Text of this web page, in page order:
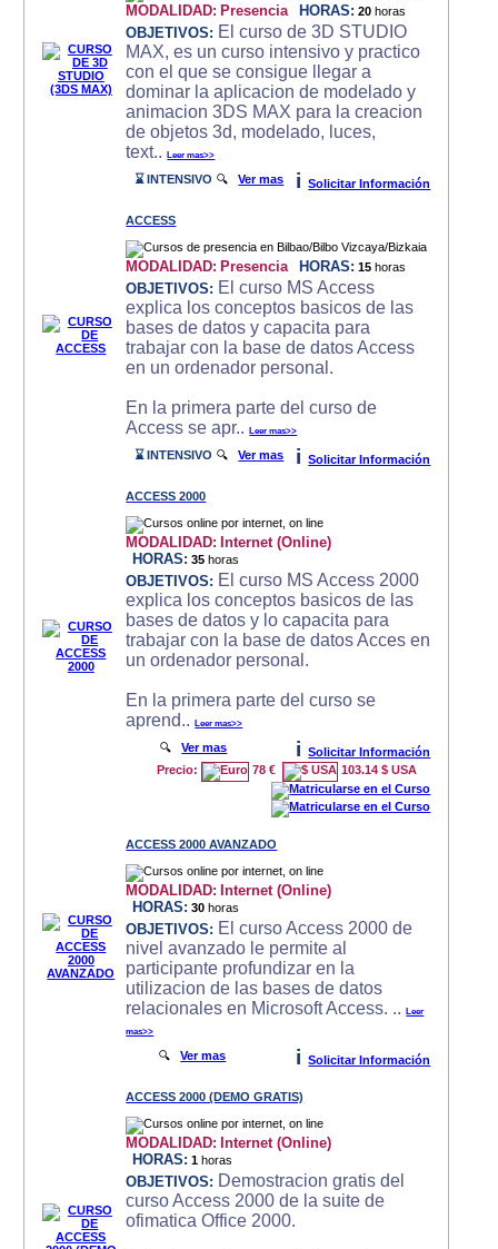
MODALIDAD: Presencia HORAS: 20 horas
OBJETIVOS: El curso de 3D STUDIO
MAX, es un curso intensivo y practico
con el que se consigue llegar a
dominar la aplicacion de modelado y
animacion 3DS MAX para la creacion
de objetos 3d, modelado, luces,
text..Leer mas>>
⌛ INTENSIVO 🔍Ver mas i Solicitar Información
ACCESS
MODALIDAD: Presencia HORAS: 15 horas
OBJETIVOS: El curso MS Access
explica los conceptos basicos de las
bases de datos y capacita para
trabajar con la base de datos Access
en un ordenador personal.
En la primera parte del curso de
Access se apr..Leer mas>>
⌛ INTENSIVO 🔍Ver mas i Solicitar Información
ACCESS 2000
MODALIDAD: Internet (Online)
HORAS: 35 horas
OBJETIVOS: El curso MS Access 2000
explica los conceptos basicos de las
bases de datos y lo capacita para
trabajar con la base de datos Acces en
un ordenador personal.
En la primera parte del curso se
aprend..Leer mas>>
🔍Ver mas i
Solicitar Información
Precio:
78 € 103.14 $ USA
ACCESS 2000 AVANZADO
MODALIDAD: Internet (Online)
HORAS: 30 horas
OBJETIVOS: El curso Access 2000 de
nivel avanzado le permite al
participante profundizar en la
utilizacion de las bases de datos
relacionales en Microsoft Access. ..Leer
mas>>
🔍Ver mas i Solicitar Información
ACCESS 2000 (DEMO GRATIS)
MODALIDAD: Internet (Online)
HORAS: 1 horas
OBJETIVOS: Demostracion gratis del
curso Access 2000 de la suite de
ofimatica Office 2000.